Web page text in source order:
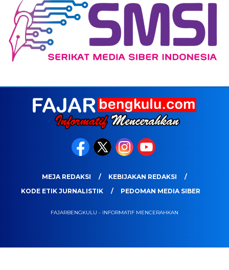
MEJA REDAKSI
KEBIJAKAN REDAKSI
KODE ETIK JURNALISTIK
PEDOMAN MEDIA SIBER
FAJARBENGKULU - INFORMATIF MENCERAHKAN